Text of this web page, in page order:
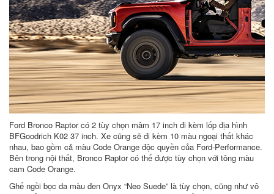
Ford Bronco Raptor có 2 tùy chọn mâm 17 inch đi kèm lốp địa hình
BFGoodrich K02 37 inch. Xe cũng sẽ đi kèm 10 màu ngoại thất khác
nhau, bao gồm cả màu Code Orange độc quyền của Ford-Performance.
Bên trong nội thất, Bronco Raptor có thể được tùy chọn với tông màu
cam Code Orange.
Ghế ngồi bọc da màu đen Onyx “Neo Suede” là tùy chọn, cũng như vô